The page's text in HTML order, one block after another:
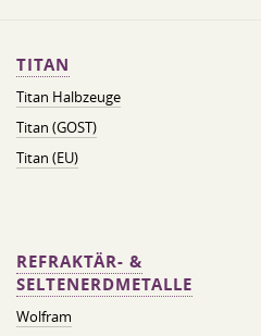
TITAN
Titan Halbzeuge
Titan (GOST)
Titan (EU)
REFRAKTÄR- &
SELTENERDMETALLE
Wolfram